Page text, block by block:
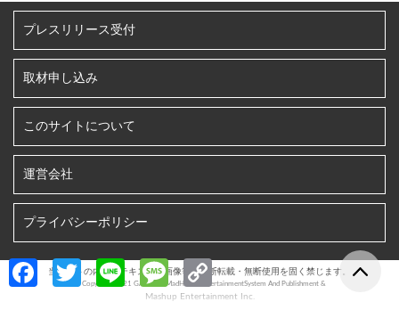
Fa T
Li
M
es
C
o
プレスリリース受付
取材申し込み
このサイトについて
運営会社
プライバシーポリシー
当サイトの内容、テキスト、画像等の無断転載・無断使用を固く禁じます。
©︎ Copyright 2021 GALPO! / MadHoneyEntertainmentSystem And Publishment &
Mashup Entertainment Inc.